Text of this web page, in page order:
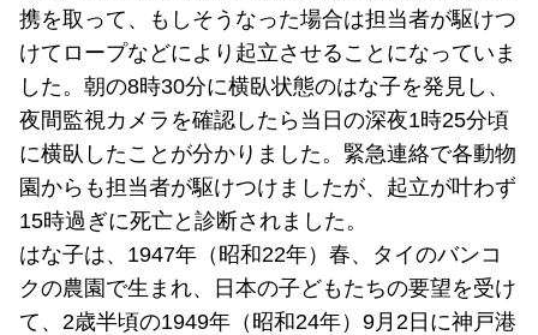
携を取って、もしそうなった場合は担当者が駆けつ
けてロープなどにより起立させることになっていま
した。朝の8時30分に横臥状態のはな子を発見し、
夜間監視カメラを確認したら当日の深夜1時25分頃
に横臥したことが分かりました。緊急連絡で各動物
園からも担当者が駆けつけましたが、起立が叶わず
15時過ぎに死亡と診断されました。
はな子は、1947年（昭和22年）春、タイのバンコ
クの農園で生まれ、日本の子どもたちの要望を受け
て、2歳半頃の1949年（昭和24年）9月2日に神戸港